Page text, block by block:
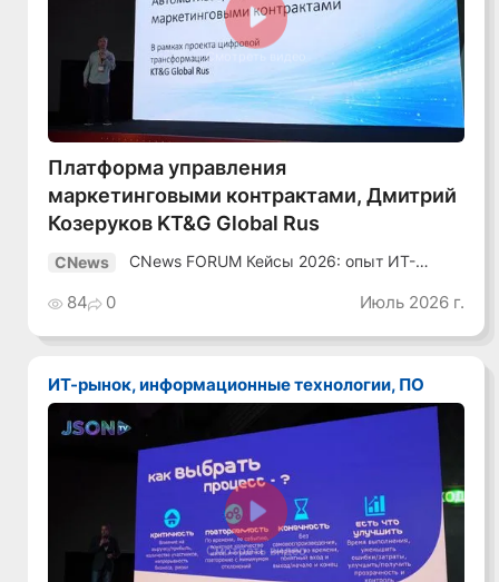
Смотреть видео
Платформа управления
маркетинговыми контрактами, Дмитрий
Козеруков KT&G Global Rus
CNews
CNews FORUM Кейсы 2026: опыт ИТ-
84 0 Июль 2026 г.
ИТ-рынок, информационные технологии, ПО
Смотреть видео